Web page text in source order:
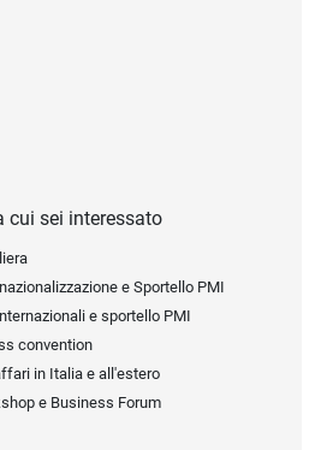
cui sei interessato
e Sportello PMI
e sportello PMI
convention
in Italia e all'estero
e Business Forum